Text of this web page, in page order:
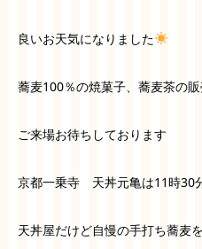
良いお天気になりました
蕎麦100％の焼菓子、蕎麦茶の
ご来場お待ちしております
京都一乗寺 天丼元亀は11時30
天丼屋だけど自慢の手打ち蕎麦